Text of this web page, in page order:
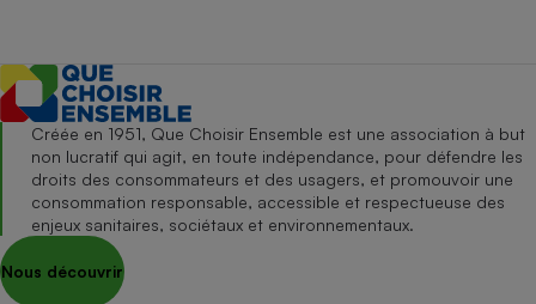
Créée en 1951, Que Choisir Ensemble est une association à but
non lucratif qui agit, en toute indépendance, pour défendre les
droits des consommateurs et des usagers, et promouvoir une
consommation responsable, accessible et respectueuse des
enjeux sanitaires, sociétaux et environnementaux.
Nous découvrir